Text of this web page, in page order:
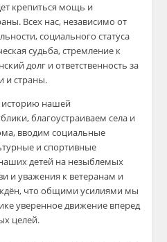
крепиться мощь и
Всех нас, независимо от
социального статуса
судьба,стремление к
долг и ответственность за
и страны.
историю нашей
благоустраиваем села и
вводимсоциальные
и спортивные
детей на незыблемых
и уважения к ветеранам и
н, что общими усилиями мы
уверенноедвижение вперед
целей.